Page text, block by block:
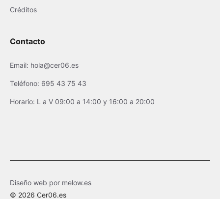
Créditos
Contacto
Email: hola@cer06.es
Teléfono: 695 43 75 43
Horario: L a V 09:00 a 14:00 y 16:00 a 20:00
© 2026 Cer06.es
Diseño web por melow.es